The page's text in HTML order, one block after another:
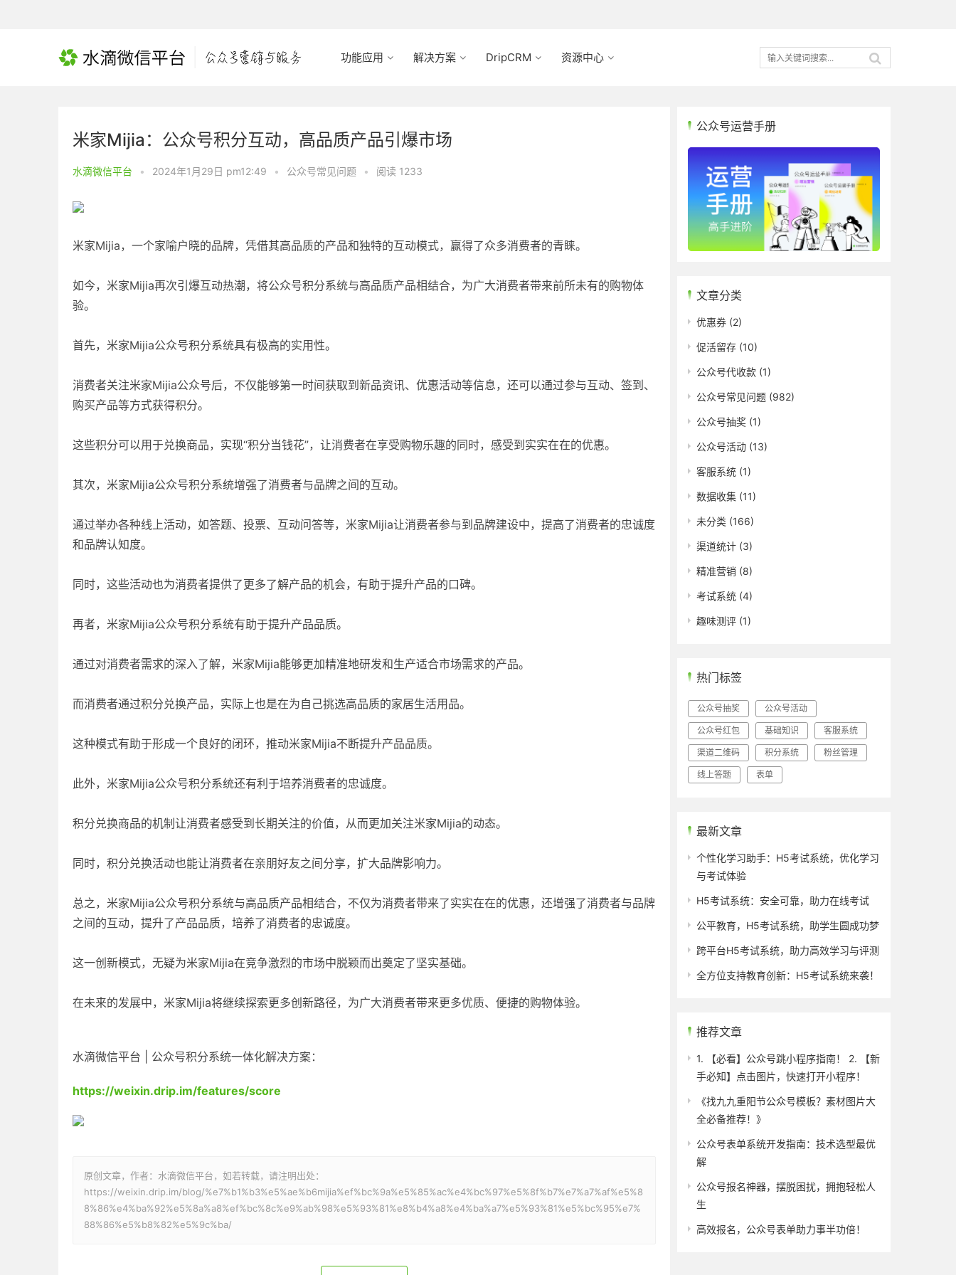
功能应用 解决方案 DripCRM 资源中心
米家Mijia：公众号积分互动，高品质产品引爆市场
水滴微信平台 • 2024年1月29日 pm12:49 • 公众号常见问题 • 阅读 1233
米家Mijia，一个家喻户晓的品牌，凭借其高品质的产品和独特的互动模式，赢得了众多消费者的青睐。
如今，米家Mijia再次引爆互动热潮，将公众号积分系统与高品质产品相结合，为广大消费者带来前所未有的购物体
验。
首先，米家Mijia公众号积分系统具有极高的实用性。
消费者关注米家Mijia公众号后，不仅能够第一时间获取到新品资讯、优惠活动等信息，还可以通过参与互动、签到、
购买产品等方式获得积分。
这些积分可以用于兑换商品，实现“积分当钱花”，让消费者在享受购物乐趣的同时，感受到实实在在的优惠。
其次，米家Mijia公众号积分系统增强了消费者与品牌之间的互动。
通过举办各种线上活动，如答题、投票、互动问答等，米家Mijia让消费者参与到品牌建设中，提高了消费者的忠诚度
和品牌认知度。
同时，这些活动也为消费者提供了更多了解产品的机会，有助于提升产品的口碑。
再者，米家Mijia公众号积分系统有助于提升产品品质。
通过对消费者需求的深入了解，米家Mijia能够更加精准地研发和生产适合市场需求的产品。
而消费者通过积分兑换产品，实际上也是在为自己挑选高品质的家居生活用品。
这种模式有助于形成一个良好的闭环，推动米家Mijia不断提升产品品质。
此外，米家Mijia公众号积分系统还有利于培养消费者的忠诚度。
积分兑换商品的机制让消费者感受到长期关注的价值，从而更加关注米家Mijia的动态。
同时，积分兑换活动也能让消费者在亲朋好友之间分享，扩大品牌影响力。
总之，米家Mijia公众号积分系统与高品质产品相结合，不仅为消费者带来了实实在在的优惠，还增强了消费者与品牌
之间的互动，提升了产品品质，培养了消费者的忠诚度。
这一创新模式，无疑为米家Mijia在竞争激烈的市场中脱颖而出奠定了坚实基础。
在未来的发展中，米家Mijia将继续探索更多创新路径，为广大消费者带来更多优质、便捷的购物体验。
水滴微信平台 | 公众号积分系统一体化解决方案：
https://weixin.drip.im/features/score
原创文章，作者：水滴微信平台，如若转载，请注明出处：
https://weixin.drip.im/blog/%e7%b1%b3%e5%ae%b6mijia%ef%bc%9a%e5%85%ac%e4%bc%97%e5%8f%b7%e7%a7%af%e5%8
8%86%e4%ba%92%e5%8a%a8%ef%bc%8c%e9%ab%98%e5%93%81%e8%b4%a8%e4%ba%a7%e5%93%81%e5%bc%95%e7%
88%86%e5%b8%82%e5%9c%ba/
公众号运营手册
文章分类
优惠券 (2)
促活留存 (10)
公众号代收款 (1)
公众号常见问题 (982)
公众号抽奖 (1)
公众号活动 (13)
客服系统 (1)
数据收集 (11)
未分类 (166)
渠道统计 (3)
精准营销 (8)
考试系统 (4)
趣味测评 (1)
热门标签
公众号抽奖 公众号活动
公众号红包 基础知识 客服系统
渠道二维码 积分系统 粉丝管理
线上答题 表单
最新文章
个性化学习助手：H5考试系统，优化学习
与考试体验
H5考试系统：安全可靠，助力在线考试
公平教育，H5考试系统，助学生圆成功梦
跨平台H5考试系统，助力高效学习与评测
全方位支持教育创新：H5考试系统来袭！
推荐文章
1. 【必看】公众号跳小程序指南！ 2. 【新
手必知】点击图片，快速打开小程序！
《找九九重阳节公众号模板？素材图片大
全必备推荐！》
公众号表单系统开发指南：技术选型最优
解
公众号报名神器，摆脱困扰，拥抱轻松人
生
高效报名，公众号表单助力事半功倍！